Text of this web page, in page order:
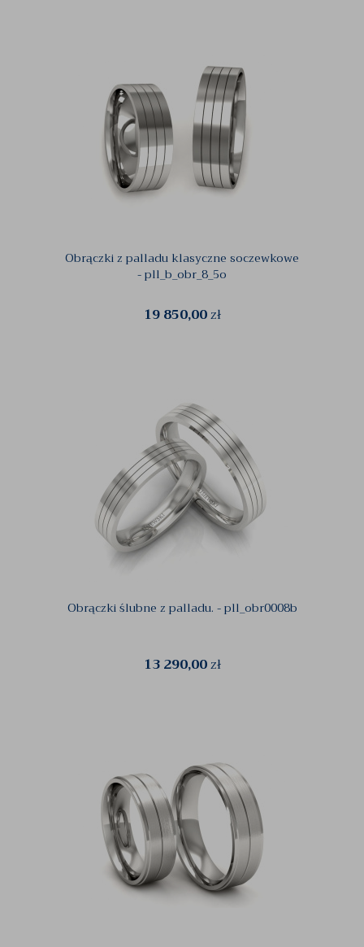
Obrączki z palladu klasyczne soczewkowe
- pll_b_obr_8_5o
19 850,00zł
Obrączki ślubne z palladu. - pll_obr0008b
13 290,00zł